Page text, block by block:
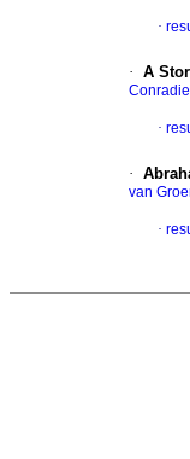
·
· A
·
·
van
·